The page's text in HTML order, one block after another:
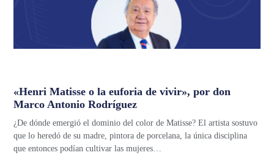
«Henri Matisse o la euforia de vivir», por don
Marco Antonio Rodríguez
¿De dónde emergió el dominio del color de Matisse? El artista sostuvo
que lo heredó de su madre, pintora de porcelana, la única disciplina
que entonces podían cultivar las mujeres…